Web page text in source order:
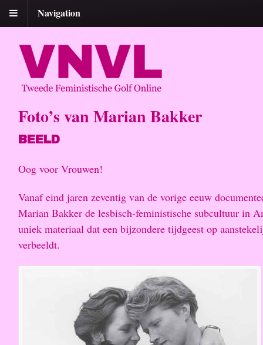
Navigation
Foto’s van Marian Bakker
BEELD
Oog voor Vrouwen!
Vanaf eind jaren zeventig van de vorige eeuw
Marian Bakker de lesbisch-feministische subcultuur in
uniek materiaal dat een bijzondere tijdgeest op
verbeeldt.